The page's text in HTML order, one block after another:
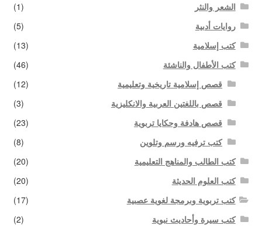
الشعر والنثر
(1)
روايات أدبية
(5)
كتب إسلامية
(13)
كتب الأطفال والناشئة
(46)
قصص إسلامية تاريخية وتعليمية
(12)
قصص باللغتين العربية والانكليزية
(3)
قصص هادفة وحكايا تربوية
(23)
كتب ترفيه ورسم وتلوين
(8)
كتب الطالب والمناهج التعليمية
(20)
كتب العلوم الحديثة
(20)
كتب تربوية وبرمجة لغوية عصبية
(17)
كتب سيرة وأحاديث نبوية
(2)